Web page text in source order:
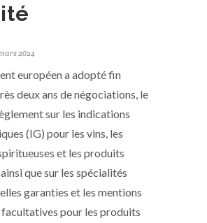
2024
européen a adopté fin
deux ans de négociations, le
sur les indications
(IG) pour les vins, les
et les produits
que sur les spécialités
garanties et les mentions
pour les produits